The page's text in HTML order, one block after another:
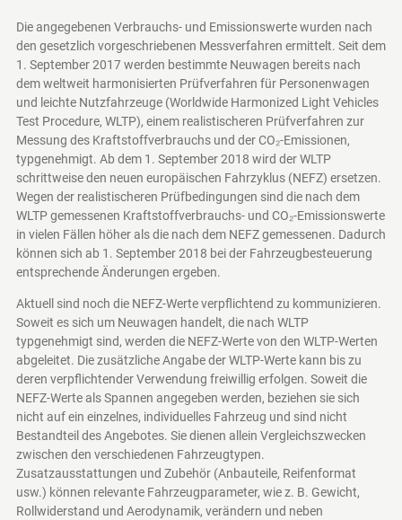
Die angegebenen Verbrauchs- und Emissionswerte wurden nach
den gesetzlich vorgeschriebenen Messverfahren ermittelt. Seit dem
1. September 2017 werden bestimmte Neuwagen bereits nach
dem weltweit harmonisierten Prüfverfahren für Personenwagen
und leichte Nutzfahrzeuge (Worldwide Harmonized Light Vehicles
Test Procedure, WLTP), einem realistischeren Prüfverfahren zur
Messung des Kraftstoffverbrauchs und der CO₂-Emissionen,
typgenehmigt. Ab dem 1. September 2018 wird der WLTP
schrittweise den neuen europäischen Fahrzyklus (NEFZ) ersetzen.
Wegen der realistischeren Prüfbedingungen sind die nach dem
WLTP gemessenen Kraftstoffverbrauchs- und CO₂-Emissionswerte
in vielen Fällen höher als die nach dem NEFZ gemessenen. Dadurch
können sich ab 1. September 2018 bei der Fahrzeugbesteuerung
entsprechende Änderungen ergeben.
Aktuell sind noch die NEFZ-Werte verpflichtend zu kommunizieren.
Soweit es sich um Neuwagen handelt, die nach WLTP
typgenehmigt sind, werden die NEFZ-Werte von den WLTP-Werten
abgeleitet. Die zusätzliche Angabe der WLTP-Werte kann bis zu
deren verpflichtender Verwendung freiwillig erfolgen. Soweit die
NEFZ-Werte als Spannen angegeben werden, beziehen sie sich
nicht auf ein einzelnes, individuelles Fahrzeug und sind nicht
Bestandteil des Angebotes. Sie dienen allein Vergleichszwecken
zwischen den verschiedenen Fahrzeugtypen.
Zusatzausstattungen und Zubehör (Anbauteile, Reifenformat
usw.) können relevante Fahrzeugparameter, wie z. B. Gewicht,
Rollwiderstand und Aerodynamik, verändern und neben